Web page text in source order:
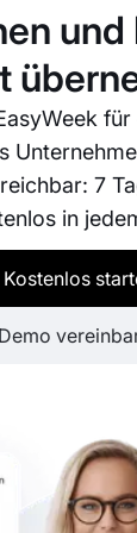
und
7
in
Kostenlos
Demo